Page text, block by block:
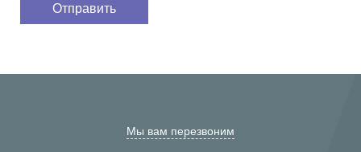
Мы вам перезвоним